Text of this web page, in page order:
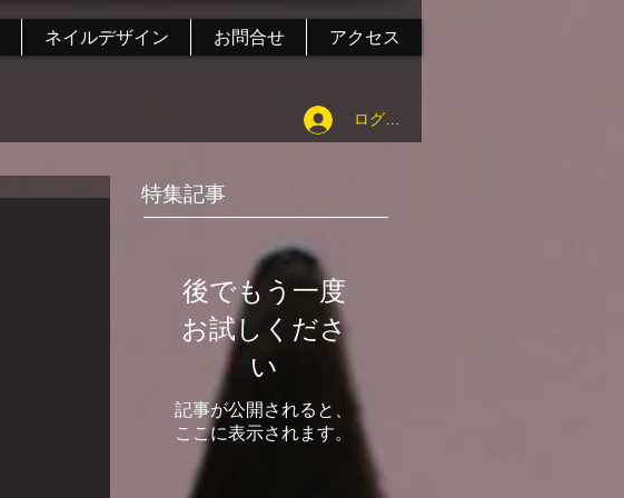
ネイルデザイン お問合せ アクセス
ログイン
特集記事
後でもう一度
お試しくださ
い
記事が公開されると、
ここに表示されます。